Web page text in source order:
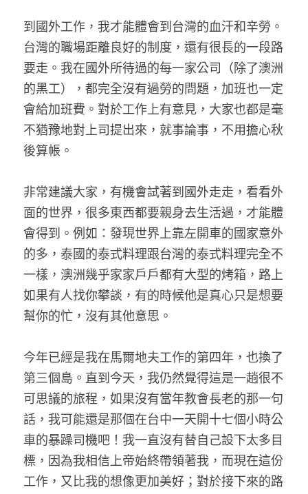
到國外工作，我才能體會到台灣的血汗和辛勞。
台灣的職場距離良好的制度，還有很長的一段路
要走。我在國外所待過的每一家公司（除了澳洲
的黑工），都完全沒有過勞的問題，加班也一定
會給加班費。對於工作上有意見，大家也都是毫
不猶豫地對上司提出來，就事論事，不用擔心秋
後算帳。
非常建議大家，有機會試著到國外走走，看看外
面的世界，很多東西都要親身去生活過，才能體
會得到。例如：發現世界上靠左開車的國家意外
的多，泰國的泰式料理跟台灣的泰式料理完全不
一樣，澳洲幾乎家家戶戶都有大型的烤箱，路上
如果有人找你攀談，有的時候他是真心只是想要
幫你的忙，沒有其他意思。
今年已經是我在馬爾地夫工作的第四年，也換了
第三個島。直到今天，我仍然覺得這是一趟很不
可思議的旅程，如果沒有當年教會長老的那一句
話，我可能還是那個在台中一天開十七個小時公
車的暴躁司機吧！我一直沒有替自己設下太多目
標，因為我相信上帝始終帶領著我，而現在這份
工作，又比我的想像更加美好；對於接下來的路